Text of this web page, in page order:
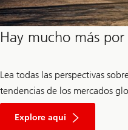
Perspectivas
Economía
Perspectivas
Economía
Hay mucho más
Lea todas las perspectivas
tendencias de los mercados
Explore aquí
Economía